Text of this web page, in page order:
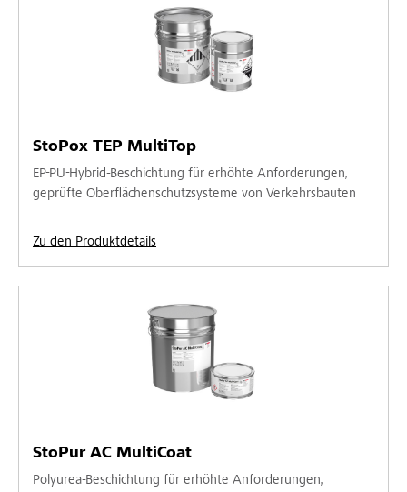
StoPox TEP MultiTop
EP-PU-Hybrid-Beschichtung für erhöhte Anforderungen,
geprüfte Oberflächenschutzsysteme von Verkehrsbauten
Zu den Produktdetails
StoPur AC MultiCoat
Polyurea-Beschichtung für erhöhte Anforderungen,